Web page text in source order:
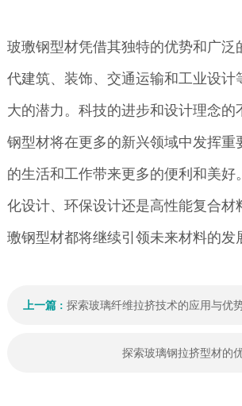
玻璷钢型材凭借其独特的优势和广泛
代建筑、装饰、交通运输和工业设计
大的潜力。科技的进步和设计理念的
钢型材将在更多的新兴领域中发挥重
的生活和工作带来更多的便利和美好
化设计、环保设计还是高性能复合材
璷钢型材都将继续引领未来材料的发
上一篇 : 探索玻璃纤维拉挤技术的应用与优
探索玻璃钢拉挤型材的